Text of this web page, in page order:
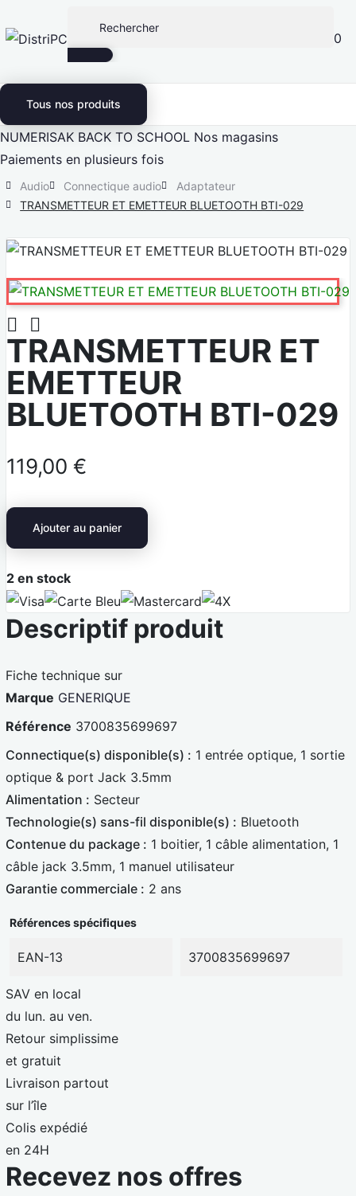
0
Tous nos produits
NUMERISAK BACK TO SCHOOL Nos magasins
Paiements en plusieurs fois
Audio Connectique audio
Adaptateur
TRANSMETTEUR ET EMETTEUR BLUETOOTH BTI-029
 
TRANSMETTEUR ET
EMETTEUR
BLUETOOTH BTI-029
119,00 €
Ajouter au panier
2 en stock
V
i
s
C
a
l
e
u
e
M
a
a
4
Descriptif produit
Fiche technique sur
Marque GENERIQUE
Référence 3700835699697
Connectique(s) disponible(s) : 1 entrée optique, 1 sortie
optique & port Jack 3.5mm
Alimentation : Secteur
Technologie(s) sans-fil disponible(s) : Bluetooth
Contenue du package : 1 boitier, 1 câble alimentation, 1
câble jack 3.5mm, 1 manuel utilisateur
Garantie commerciale : 2 ans
Références spécifiques
EAN-13 3700835699697
SAV en local
du lun. au ven.
Retour simplissime
et gratuit
Livraison partout
sur l’île
Colis expédié
en 24H
Recevez nos offres